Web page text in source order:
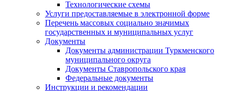
Технологические схемы
Услуги предоставляемые в электронной форме
Перечень массовых социально значимых
государственных и муниципальных услуг
Документы
Документы администрации Туркменского
муниципального округа
Документы Ставропольского края
Федеральные документы
Инструкции и рекомендации